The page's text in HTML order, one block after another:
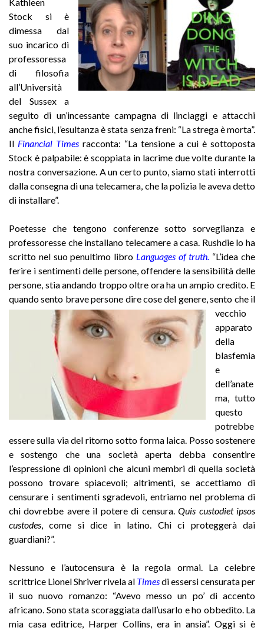
Stock si è
dimessa dal
suo incarico di
professoressa
di filosofia
all’Università
del Sussex a
seguito di un’incessante campagna di linciaggi e attacchi
anche fisici, l’esultanza è stata senza freni: “La strega è morta”.
Il Financial Times racconta: “La tensione a cui è sottoposta
Stock è palpabile: è scoppiata in lacrime due volte durante la
nostra conversazione. A un certo punto, siamo stati interrotti
dalla consegna di una telecamera, che la polizia le aveva detto
di installare”.
Poetesse che tengono conferenze sotto sorveglianza e
professoresse che installano telecamere a casa. Rushdie lo ha
scritto nel suo penultimo libro Languages of truth. “L’idea che
ferire i sentimenti delle persone, offendere la sensibilità delle
persone, stia andando troppo oltre ora ha un ampio credito. E
quando sento brave persone direcose del genere, sento che il
vecchio
apparato
della
blasfemia
e
dell’anate
ma, tutto
questo
potrebbe
essere sulla via del ritorno sotto forma laica. Posso sostenere
e sostengo che una società aperta debba consentire
l’espressione di opinioni che alcuni membri di quella società
possono trovare spiacevoli; altrimenti, se accettiamo di
censurare i sentimenti sgradevoli, entriamo nel problema di
chi dovrebbe avere il potere di censura.Quis custodiet ipsos
custodes , come si dice in latino. Chi ci proteggerà dai
guardiani?”.
Nessuno e l’autocensura è la regola ormai. La celebre
scrittrice Lionel Shriver rivela al Timesdi essersi censurata per
il suo nuovo romanzo: “Avevo messo un po’ di accento
africano. Sono stata scoraggiata dall’usarlo e ho obbedito. La
mia casa editrice, Harper Collins, era in ansia”. Oggi si è